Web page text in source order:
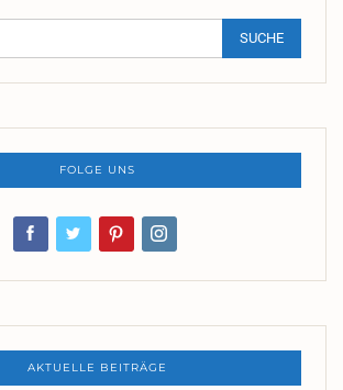
FOLGE UNS
AKTUELLE BEITRÄGE